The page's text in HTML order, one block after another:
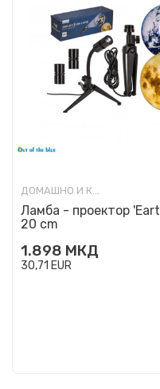
ДОМАШНО И КАНЦЕЛАРИСКО ОСВЕТЛУВАЊЕ
Ламба - проектор
20 cm
1.898 МКД
30,71 EUR